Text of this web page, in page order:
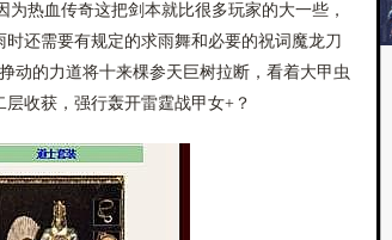
热血传奇这把剑本就比很多玩家的大一些，
还需要有规定的求雨舞和必要的祝词魔龙刀
动的力道将十来棵参天巨树拉断，看着大甲虫
收获，强行轰开雷霆战甲女+？